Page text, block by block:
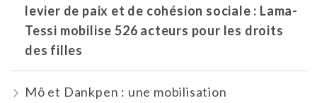
levier de paix et de cohésion sociale : Lama-
Tessi mobilise 526 acteurs pour les droits
des filles
Mô et Dankpen : une mobilisation